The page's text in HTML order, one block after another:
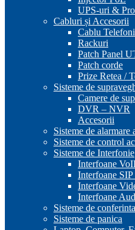
UPS-uri &
Cabluri și Accesorii
Cablu
Rackuri
Patch Panel
Patch corde
Prize Retea /
Sisteme de
Camere de
DVR – NVR
Accesorii
Sisteme de alarmare
Sisteme de control
Sisteme de Interfonie
Interfoane
Interfoane
Interfoane
Interfoane
Sisteme de conferinta
Sisteme de panica